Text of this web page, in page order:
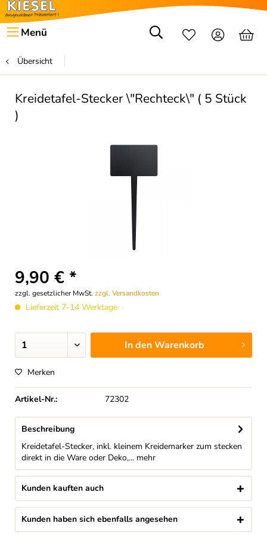
Menü
Übersicht
Kreidetafel-Stecker \"Rechteck\" ( 5 Stück
)
9,90 € *
zzgl. gesetzlicher MwSt. zzgl. Versandkosten
Lieferzeit 7-14 Werktage
In denWarenkorb
Merken
Artikel-Nr.: 72302
Beschreibung
Kreidetafel-Stecker, inkl. kleinem Kreidemarker zum stecken
direkt in die Ware oder Deko,... mehr
Kunden kauften auch
Kunden haben sich ebenfalls angesehen